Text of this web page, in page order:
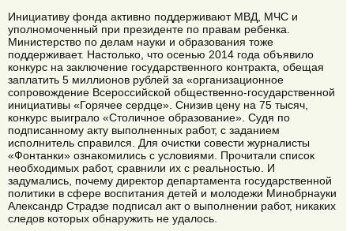
Инициативу фонда активно поддерживают МВД, МЧС и
уполномоченный при президенте по правам ребенка.
Министерство по делам науки и образования тоже
поддерживает. Настолько, что осенью 2014 года объявило
конкурс на заключение государственного контракта, обещая
заплатить 5 миллионов рублей за «организационное
сопровождение Всероссийской общественно-государственной
инициативы «Горячее сердце». Снизив цену на 75 тысяч,
конкурс выиграло «Столичное образование». Судя по
подписанному акту выполненных работ, с заданием
исполнитель справился. Для очистки совести журналисты
«Фонтанки» ознакомились с условиями. Прочитали список
необходимых работ, сравнили их с реальностью. И
задумались, почему директор департамента государственной
политики в сфере воспитания детей и молодежи Минобрнауки
Александр Страдзе подписал акт о выполнении работ, никаких
следов которых обнаружить не удалось.